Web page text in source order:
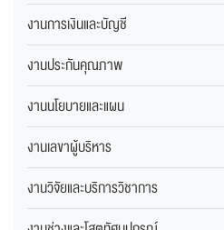
งานการเงินและบัญชี
งานประกันคุณภาพ
งานนโยบายและแผน
งานเลขาผู้บริหาร
งานวิจัยและบริการวิชาการ